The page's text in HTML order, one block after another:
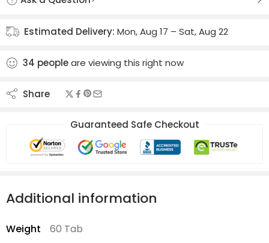
Estimated Delivery: Mon, Aug 17 – Sat, Aug 22
34 peopleare viewing this right now
Share
Guaranteed Safe Checkout
Additional information
Weight 60 Tab